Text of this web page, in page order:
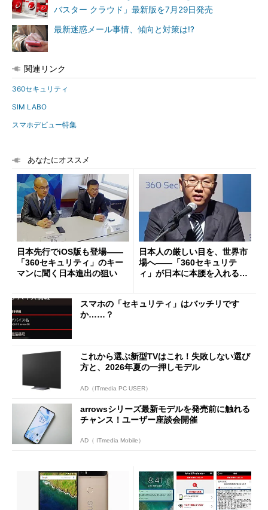
バスター クラウド」最新版を7月29日発売
最新迷惑メール事情、傾向と対策は!?
関連リンク
360セキュリティ
SIM LABO
スマホデビュー特集
あなたにオススメ
日本先行でiOS版も登場――
「360セキュリティ」のキー
マンに聞く日本進出の狙い
日本人の厳しい目を、世界市
場へ――「360セキュリテ
ィ」が日本に本腰を入れる理
スマホの「セキュリティ」はバッチリです
か……？
これから選ぶ新型TVはこれ！失敗しない選び
方と、2026年夏の一押しモデル
AD（ITmedia PC USER）
arrowsシリーズ最新モデルを発売前に触れる
チャンス！ユーザー座談会開催
AD（ ITmedia Mobile）